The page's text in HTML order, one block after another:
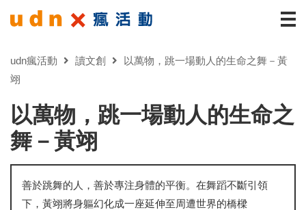
udn瘋活動 讀文創
以萬物，跳一場動人的生命之舞－黃
翊
以萬物，跳一場動人的生命之
舞－黃翊
善於跳舞的人，善於專注身體的平衡。在舞蹈不斷引領
下，黃翊將身軀幻化成一座延伸至周遭世界的橋樑